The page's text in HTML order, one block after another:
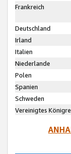
Frankreich
Deutschland
Irland
Italien
Niederlande
Polen
Spanien
Schweden
Vereinigtes